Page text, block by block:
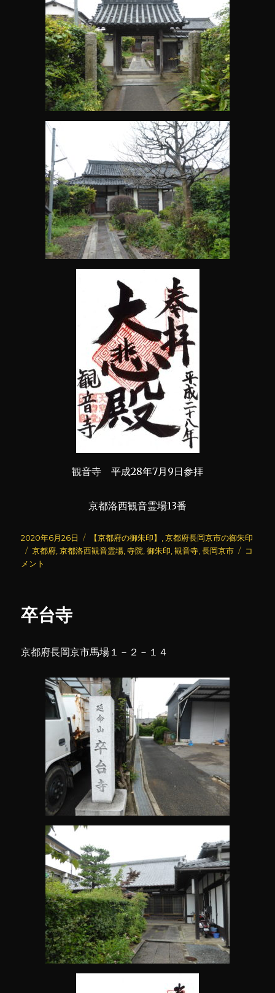
観音寺 平成28年7月9日参拝
京都洛西観音霊場13番
投
稿
日:
2020年6月26日
カ
テ
【京都府の御朱印】 ,京都府長岡京市の御朱印
タ
グ
京都府 ,京都洛西観音霊場 ,寺院 ,御朱印 ,観音寺 ,長岡京市
観
コ
メント
卒台寺
京都府長岡京市馬場１－２－１４